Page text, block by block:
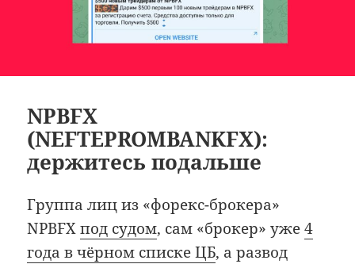
NPBFX
(NEFTEPROMBANKFX):
держитесь подальше
Группа лиц из «форекс-брокера»
NPBFXпод судом, сам «брокер» уже4
года в чёрном списке ЦБ, а развод